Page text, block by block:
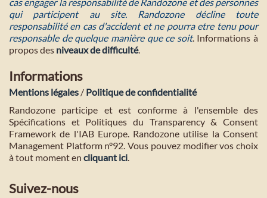
qui participent au site. Randozone décline toute
responsabilité en cas d'accident et ne pourra etre tenu pour
responsable de quelque manière que ce soit. Informations à
propos des niveaux de difficulté.
Informations
Mentions légales / Politique de confidentialité
Randozone participe et est conforme à l'ensemble des
Spécifications et Politiques du Transparency & Consent
Framework de l'IAB Europe. Randozone utilise la Consent
Management Platform n°92. Vous pouvez modifier vos choix
à tout moment en cliquant ici
Suivez-nous